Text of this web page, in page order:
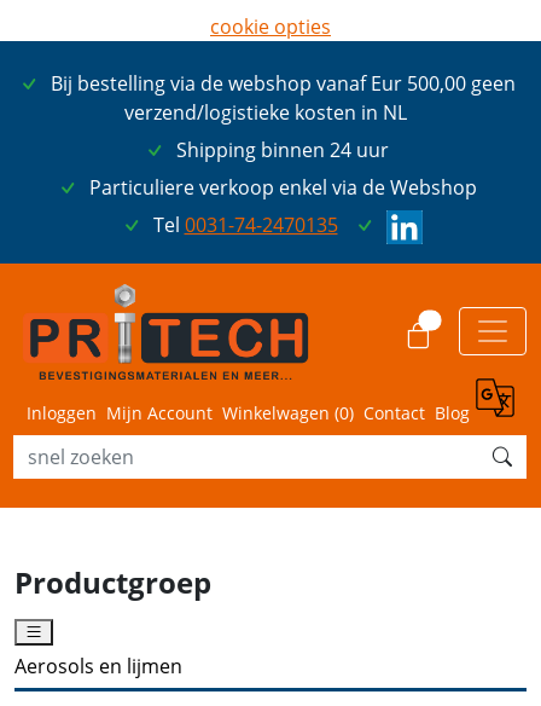
Bij bestelling via de webshop vanaf Eur 500,00 geen
verzend/logistieke kosten in NL
Shipping binnen 24 uur
Particuliere verkoop enkel via de Webshop
Tel 0031-74-2470135
Inloggen Mijn Account Winkelwagen (0) Contact Blog
Productgroep
Aerosols en lijmen
cookie opties
ik ga akkoord met cookies